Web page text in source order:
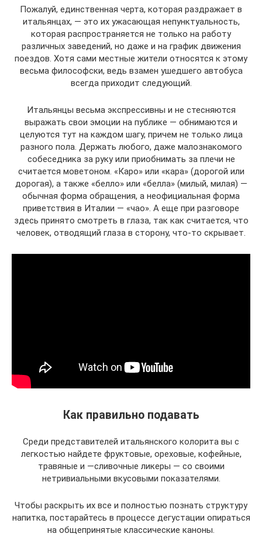
Пожалуй, единственная черта, которая раздражает в
итальянцах, — это их ужасающая непунктуальность,
которая распространяется не только на работу
различных заведений, но даже и на график движения
поездов. Хотя сами местные жители относятся к этому
весьма философски, ведь взамен ушедшего автобуса
всегда приходит следующий.
Итальянцы весьма экспрессивны и не стесняются
выражать свои эмоции на публике — обнимаются и
целуются тут на каждом шагу, причем не только лица
разного пола. Держать любого, даже малознакомого
собеседника за руку или приобнимать за плечи не
считается моветоном. «Каро» или «кара» (дорогой или
дорогая), а также «белло» или «белла» (милый, милая) —
обычная форма обращения, а неофициальная форма
приветствия в Италии — «чао». А еще при разговоре
здесь принято смотреть в глаза, так как считается, что
человек, отводящий глаза в сторону, что-то скрывает.
Как правильно подавать
Среди представителей итальянского колорита вы с
легкостью найдете фруктовые, ореховые, кофейные,
травяные и —сливочные ликеры — со своими
нетривиальными вкусовыми показателями.
Чтобы раскрыть их все и полностью познать структуру
напитка, постарайтесь в процессе дегустации опираться
на общепринятые классические каноны.